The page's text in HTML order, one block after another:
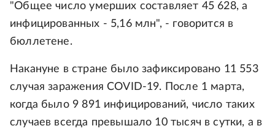
"Общее число умерших составляет 45 628, а
инфицированных - 5,16 млн", - говорится в
бюллетене.
Накануне в стране было зафиксировано 11 553
случая заражения COVID-19. После 1 марта,
когда было 9 891 инфицирований, число таких
случаев всегда превышало 10 тысяч в сутки, а в